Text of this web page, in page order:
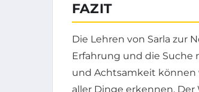
FAZIT
Die Lehren von Sarla zur
Erfahrung und die Suche
und Achtsamkeit können
aller Dinge erkennen.